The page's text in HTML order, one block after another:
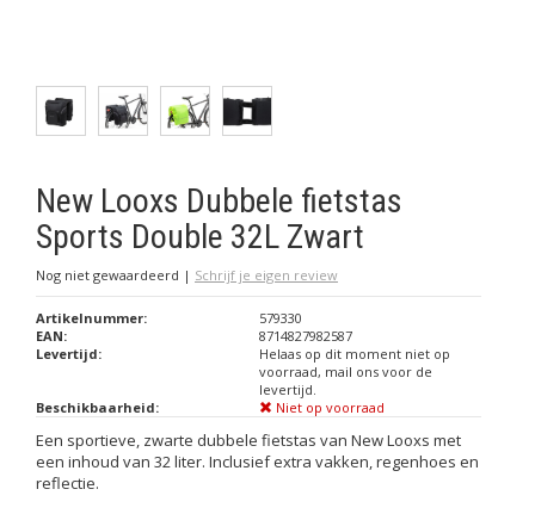
New Looxs Dubbele fietstas
Sports Double 32L Zwart
Nog niet gewaardeerd | Schrijf je eigen review
Artikelnummer:
579330
EAN:
8714827982587
Levertijd:
Helaas op dit moment niet op
voorraad, mail ons voor de
levertijd.
Beschikbaarheid:
Niet op voorraad
Een sportieve, zwarte dubbele fietstas van New Looxs met
een inhoud van 32 liter. Inclusief extra vakken, regenhoes en
reflectie.